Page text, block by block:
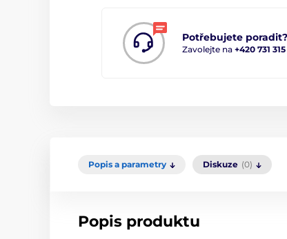
Potřebujete poradit?
Zavolejte na +420 731
Popis a parametry Diskuze (0)
Popis produktu